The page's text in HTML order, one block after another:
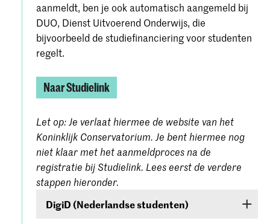
aanmeldt, ben je ook automatisch aangemeld bij
DUO, Dienst Uitvoerend Onderwijs, die
bijvoorbeeld de studiefinanciering voor studenten
regelt.
Naar Studielink
Let op: Je verlaat hiermee de website van het
Koninklijk Conservatorium. Je bent hiermee nog
niet klaar met het aanmeldproces na de
registratie bij Studielink. Lees eerst de verdere
stappen hieronder.
DigiD (Nederlandse studenten)